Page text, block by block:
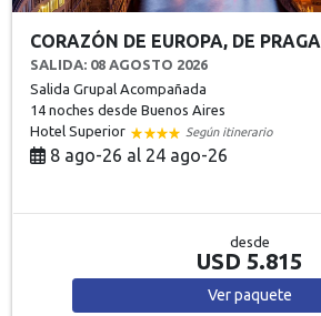
CORAZÓN DE EUROPA, DE
SALIDA: 08 AGOSTO 2026
Salida Grupal Acompañada
14 nochesdesde Buenos Aires
Hotel Superior
Según itinerario
8 ago-26 al 24 ago-26
desde
USD 5.815
Verpaquete